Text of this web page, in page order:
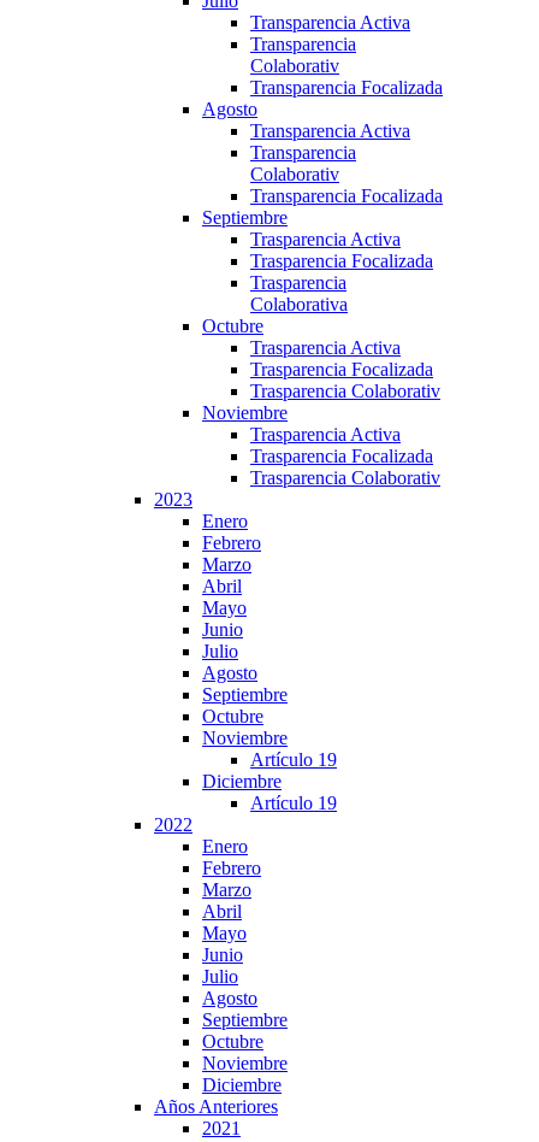
Transparencia Activa
Transparencia
Colaborativ
Transparencia Focalizada
Agosto
Transparencia Activa
Transparencia
Colaborativ
Transparencia Focalizada
Septiembre
Trasparencia Activa
Trasparencia Focalizada
Trasparencia
Colaborativa
Octubre
Trasparencia Activa
Trasparencia Focalizada
Trasparencia Colaborativ
Noviembre
Trasparencia Activa
Trasparencia Focalizada
Trasparencia Colaborativ
2023
Enero
Febrero
Marzo
Abril
Mayo
Junio
Julio
Agosto
Septiembre
Octubre
Noviembre
Artículo 19
Diciembre
Artículo 19
2022
Enero
Febrero
Marzo
Abril
Mayo
Junio
Julio
Agosto
Septiembre
Octubre
Noviembre
Diciembre
Años Anteriores
2021